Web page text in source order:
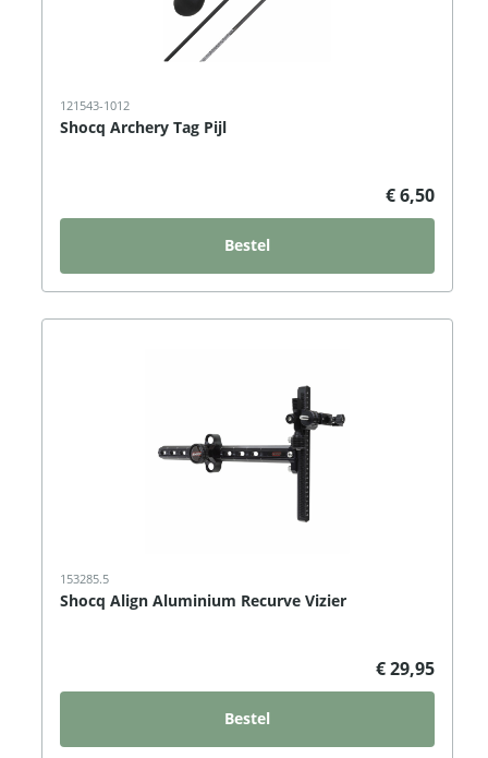
121543-1012
Shocq Archery Tag Pijl
€ 6,50
Bestel
153285.5
Shocq Align Aluminium Recurve Vizier
€ 29,95
Bestel